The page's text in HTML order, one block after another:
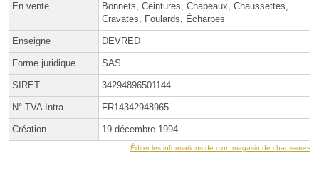
En vente
Bonnets, Ceintures, Chapeaux, Chaussettes,
Cravates, Foulards, Écharpes
Enseigne DEVRED
Forme juridique SAS
SIRET 34294896501144
N° TVA Intra. FR14342948965
Création 19 décembre 1994
Éditer les informations de mon magasin de chaussures